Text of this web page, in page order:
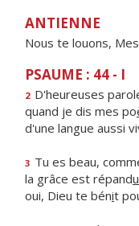
ANTIENNE
Nous te louons,
PSAUME : 44 - I
2 D'heureuses
quand je dis mes po
d'une langue aussi
3 Tu es beau,
la grâce est répandu
oui, Dieu te bénit